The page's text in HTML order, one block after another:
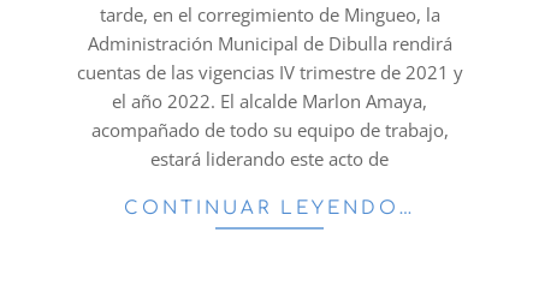
tarde, en el corregimiento de Mingueo, la
Administración Municipal de Dibulla rendirá
cuentas de las vigencias IV trimestre de 2021 y
el año 2022. El alcalde Marlon Amaya,
acompañado de todo su equipo de trabajo,
estará liderando este acto de
CONTINUAR LEYENDO…